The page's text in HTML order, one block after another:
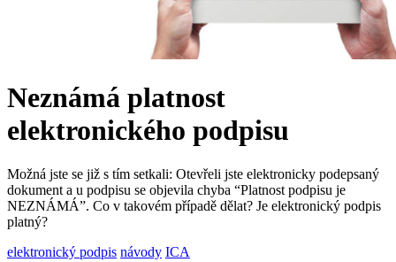
Neznámá platnost
elektronického podpisu
Možná jste se již s tím setkali: Otevřeli jste elektronicky podepsaný
dokument a u podpisu se objevila chyba “Platnost podpisu je
NEZNÁMÁ”. Co v takovém případě dělat? Je elektronický podpis
platný?
elektronický podpis návody ICA